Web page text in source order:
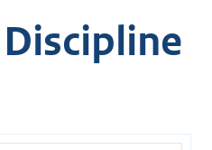
Discipline